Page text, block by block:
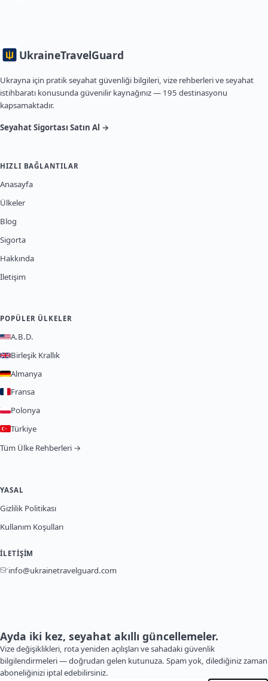
UkraineTravelGuard
Ukrayna için pratik seyahat güvenliği bilgileri, vize rehberleri ve seyahat
istihbaratı konusunda güvenilir kaynağınız — 195 destinasyonu
kapsamaktadır.
Seyahat Sigortası Satın Al →
HIZLI BAĞLANTILAR
Anasayfa
Ülkeler
Blog
Sigorta
Hakkında
İletişim
POPÜLER ÜLKELER
A.B.D.
Birleşik Krallık
Almanya
Fransa
Polonya
Türkiye
Tüm Ülke Rehberleri →
YASAL
Gizlilik Politikası
Kullanım Koşulları
İLETIŞIM
info@ukrainetravelguard.com
Ayda iki kez, seyahat akıllı güncellemeler.
Vize değişiklikleri, rota yeniden açılışları ve sahadaki güvenlik
bilgilendirmeleri — doğrudan gelen kutunuza. Spam yok, dilediğiniz zaman
aboneliğinizi iptal edebilirsiniz.